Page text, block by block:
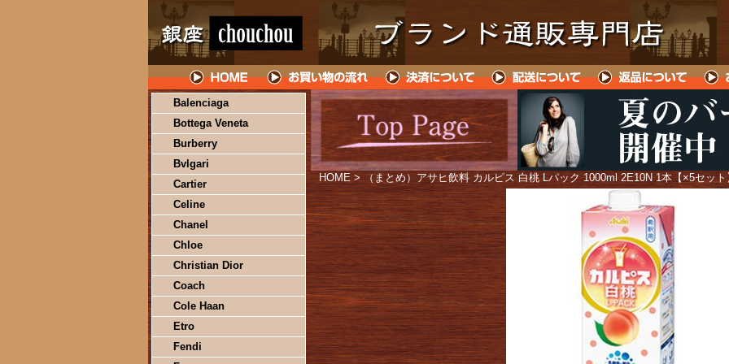
Balenciaga
Bottega Veneta
Burberry
Bvlgari
Cartier
Celine
Chanel
Chloe
Christian Dior
Coach
Cole Haan
Etro
Fendi
HOME > （まとめ）アサヒ飲料 カルピス 白桃 Lパック 1000ml 2E10N 1本【×5セット